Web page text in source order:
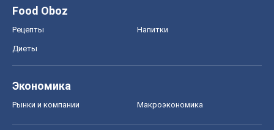
Food Oboz
Рецепты Напитки
Диеты
Экономика
Рынки и компании Mакроэкономика